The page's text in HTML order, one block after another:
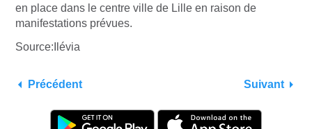
en place dans le centre ville de Lille en raison de
manifestations prévues.
Source:Ilévia
Précédent Suivant